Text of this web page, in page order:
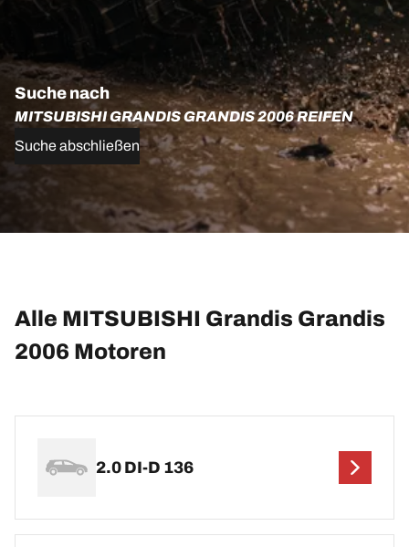
Suche nach
MITSUBISHI GRANDIS GRANDIS 2006 REIFEN
Suche abschließen
Alle MITSUBISHI Grandis Grandis
2006 Motoren
2.0 DI-D 136